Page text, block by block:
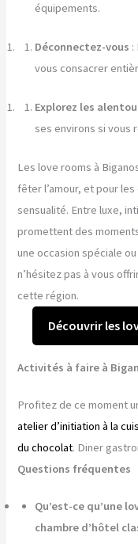
équipements.
Déconnectez-vous :
vous consacrer
Explorez les
ses environs si vous
Les love rooms à
fêter l’amour, et pour
sensualité. Entre luxe,
promettent des
une occasion spéciale
n’hésitez pas à vous
cette région.
Découvrir les
Activités à faire à
Profitez de ce moment
atelier d’initiation à la
du chocolat. Diner
Questions fréquentes
Qu’est-ce qu’une
chambre d’hôtel